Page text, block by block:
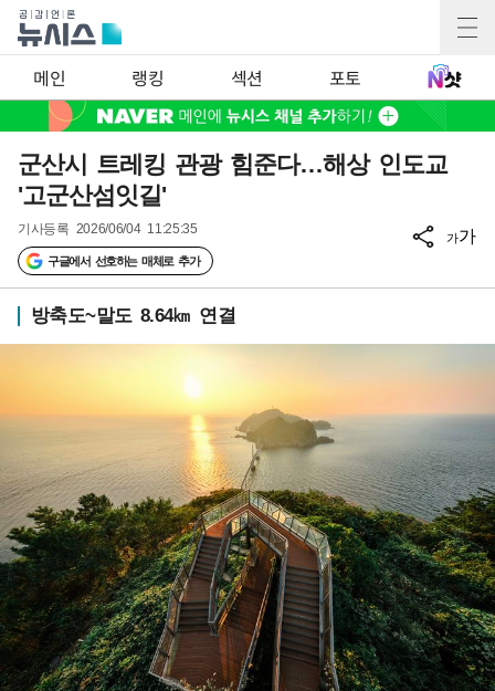
메인 랭킹 섹션 포토
군산시 트레킹 관광 힘준다…해상 인도교
'고군산섬잇길'
기사등록 2026/06/04 11:25:35
구글에서 선호하는 매체로 추가
가가
방축도~말도 8.64㎞ 연결